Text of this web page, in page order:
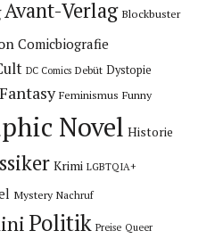
Avant-Verlag Blockbuster
Comicbiografie
DC Comics Debüt Dystopie
Fantasy Feminismus Funny
Novel Historie
Krimi LGBTQIA+
Mystery Nachruf
Politik Preise Queer